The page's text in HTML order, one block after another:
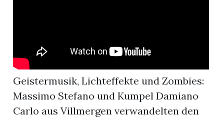
Geistermusik, Lichteffekte und Zombies:
Massimo Stefano und Kumpel Damiano
Carlo aus Villmergen verwandelten den